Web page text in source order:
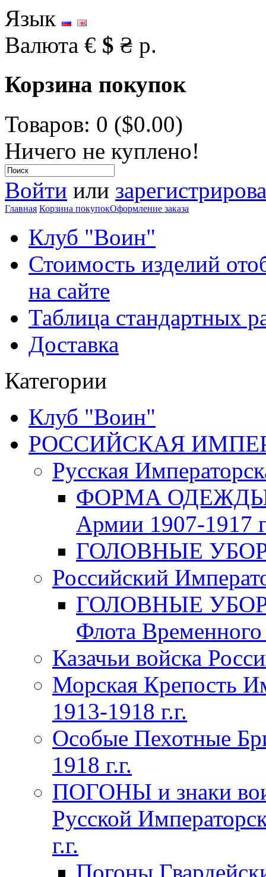
Язык
Валюта € $ ₴ р.
Корзина покупок
Товаров: 0 ($0.00)
Ничего не куплено!
Войти или
Главная Корзина покупокОформление заказа
Клуб "Воин"
Стоимость изделий
на сайте
Таблица стандартных
Доставка
Категории
Клуб "Воин"
РОССИЙСКАЯ
Русская
ФОРМА ОДЕЖДЫ
Армии 1907-1917
ГОЛОВНЫЕ
Российский
ГОЛОВНЫЕ
Флота Временного
Казачьи войска
Морская Крепость
1913-1918 г.г.
Особые Пехотные
1918 г.г.
ПОГОНЫ и знаки
Русской
г.г.
Погоны